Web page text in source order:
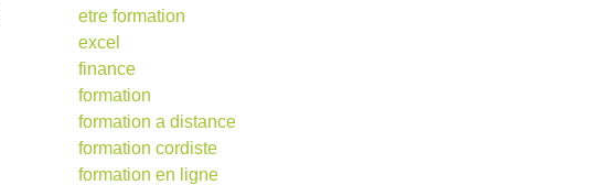
etre formation
excel
finance
formation
formation a distance
formation cordiste
formation en ligne